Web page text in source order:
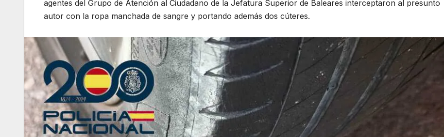
agentes del Grupo de Atención al Ciudadano de la Jefatura Superior de Baleares interceptaron al presunto
autor con la ropa manchada de sangre y portando además dos cúteres.